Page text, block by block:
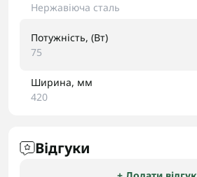
Нержавіюча сталь
Потужність, (Вт)
75
Ширина, мм
420
Відгуки